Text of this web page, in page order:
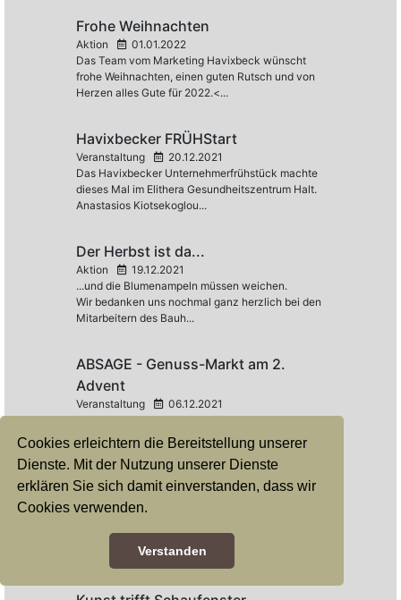
Cookies erleichtern die Bereitstellung unserer
Dienste. Mit der Nutzung unserer Dienste
erklären Sie sich damit einverstanden, dass wir
Cookies verwenden.
Verstanden
Frohe Weihnachten
Aktion
01.01.2022
Das Team vom Marketing Havixbeck wünscht
frohe Weihnachten, einen guten Rutsch und von
Herzen alles Gute für 2022.<...
Havixbecker FRÜHStart
Veranstaltung
20.12.2021
Das Havixbecker Unternehmerfrühstück machte
dieses Mal im Elithera Gesundheitszentrum Halt.
Anastasios Kiotsekoglou...
Der Herbst ist da...
Aktion
19.12.2021
...und die Blumenampeln müssen weichen.
Wir bedanken uns nochmal ganz herzlich bei den
Mitarbeitern des Bauh...
ABSAGE - Genuss-Markt am 2.
Advent
Veranstaltung 06.12.2021
Havixbecker FRÜHStart
Veranstaltung
Austausch und Netzwerken steht vor der Tür. Wir
treffen uns am 10.11. im Eli...